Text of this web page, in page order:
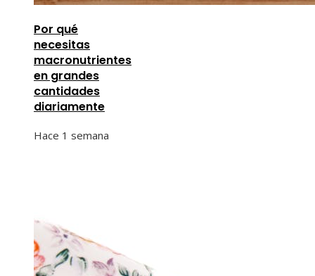
Por qué
necesitas
macronutrientes
en grandes
cantidades
diariamente
Hace 1 semana